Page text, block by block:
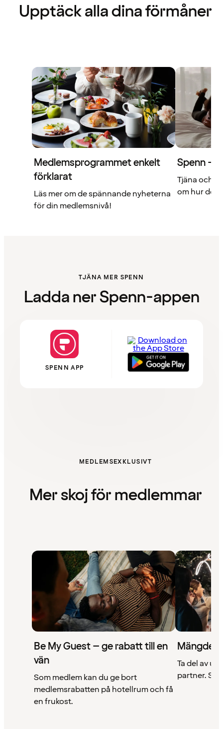
Upptäck alla dina förmåner
Medlemsprogrammet enkelt
förklarat
Läs mer om de spännande nyheterna
för din medlemsnivå!
Spenn –
Tjäna och
om hur det
TJÄNA MER SPENN
Ladda ner Spenn-appen
SPENN APP
MEDLEMSEXKLUSIVT
Mer skoj för medlemmar
Be My Guest – ge rabatt till en
vän
Som medlem kan du ge bort
medlemsrabatten på hotellrum och få
en frukost.
Mängder
Ta del av
partner. Se